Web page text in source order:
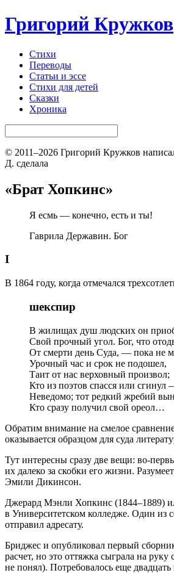
Григорий Кружков
Стихи
Переводы
Статьи и эссе
Стихи для детей
Сказки
Хроника
© 2011–2026 Григорий Кружков
Д. сделала
«Брат Хопкинс»
Я есмь — конечно, есть и ты!
Гаврила Державин. Бог
I
В 1864 году, когда отмечался
шекспир
В жилищах душ людских он
Свой прочный угол. Бог, что
От смерти день Суда, — пока не
Урочный час и срок не подошел,
Таит от нас верховный произвол;
Кто из поэтов спасся или сгинул
Неведомо; тот редкий жребий
Кто сразу получил свой ореол…
Обратим внимание на смелое
оказывается образцом для суда
Тут интересны сразу две вещи: во-
их далеко за скобки его жизни.
Эмили Дикинсон.
Джерард Мэнли Хопкинс (1844–1889)
в Университетском колледже. Один из
отправил адресату.
Бриджес и опубликовал первый
расчет, но это оттяжка сыграла на
не понял). Потребовалось еще